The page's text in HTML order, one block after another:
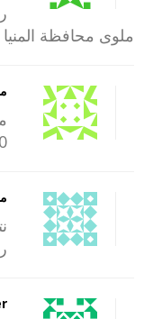
ملوى محافظة المنيا